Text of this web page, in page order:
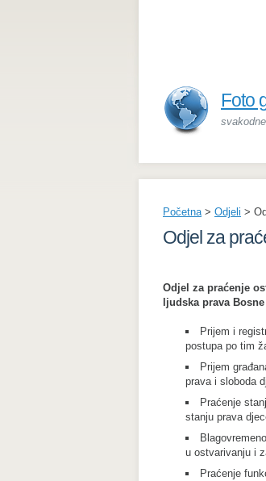
Foto
Početna> Odjeli >
Odjel za
Odjel za praćenje
ljudska prava
Prijem i
postupa po tim
Prijem
prava i sloboda
Praćenje
stanju prava
u ostvarivanju i
Praćenje